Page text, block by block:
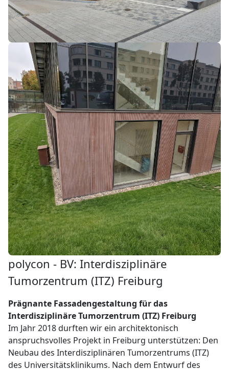
polycon - BV: Interdisziplinäre
Tumorzentrum (ITZ) Freiburg
Prägnante Fassadengestaltung für das
Interdisziplinäre Tumorzentrum (ITZ) Freiburg
Im Jahr 2018 durften wir ein architektonisch
anspruchsvolles Projekt in Freiburg unterstützen: Den
Neubau des Interdisziplinären Tumorzentrums (ITZ)
des Universitätsklinikums. Nach dem Entwurf des